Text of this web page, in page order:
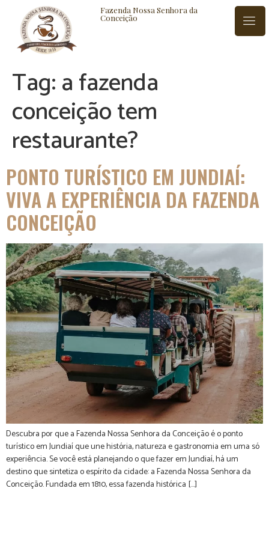
Fazenda Nossa Senhora da
Conceição
BLOG CONTATO
Tag:a fazenda
conceição tem
restaurante?
PONTO TURÍSTICO EM JUNDIAÍ:
VIVA A EXPERIÊNCIA DA FAZENDA
CONCEIÇÃO
Descubra por que a Fazenda Nossa Senhora da Conceição é o ponto
turístico em Jundiaí que une história, natureza e gastronomia em uma só
experiência. Se você está planejando o que fazer em Jundiaí, há um
destino que sintetiza o espírito da cidade: a Fazenda Nossa Senhora da
Conceição. Fundada em 1810, essa fazenda histórica […]